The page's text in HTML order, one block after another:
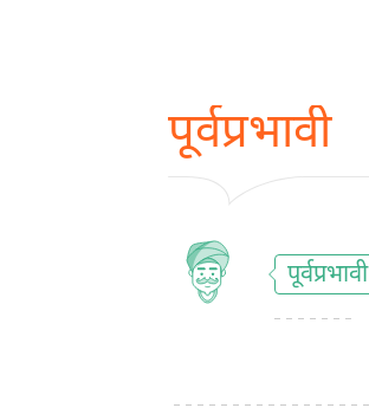
पूर्वप्रभावी
पूर्वप्रभावी